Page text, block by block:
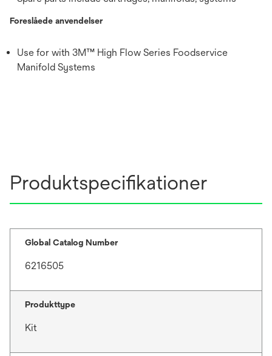
Foreslåede anvendelser
Use for with 3M™ High Flow Series Foodservice
Manifold Systems
Produktspecifikationer
Global Catalog Number
6216505
Produkttype
Kit